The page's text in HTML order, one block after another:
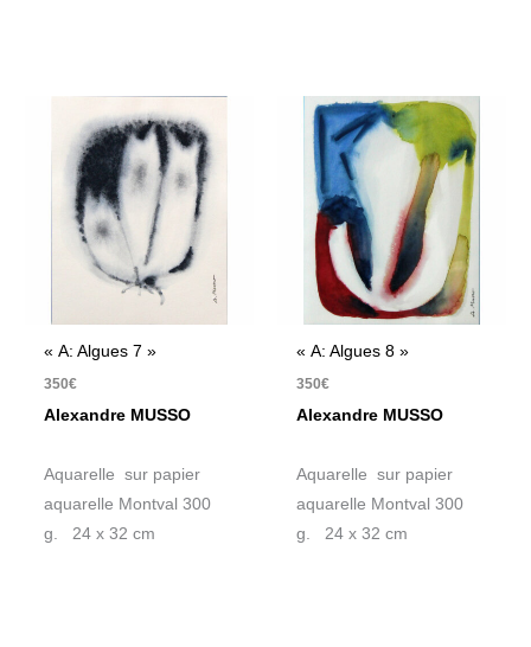
« A: Algues 7 »
350€
Alexandre MUSSO
Aquarelle sur papier
aquarelle Montval 300
g. 24 x 32 cm
« A: Algues 8 »
350€
Alexandre MUSSO
Aquarelle sur papier
aquarelle Montval 300
g. 24 x 32 cm